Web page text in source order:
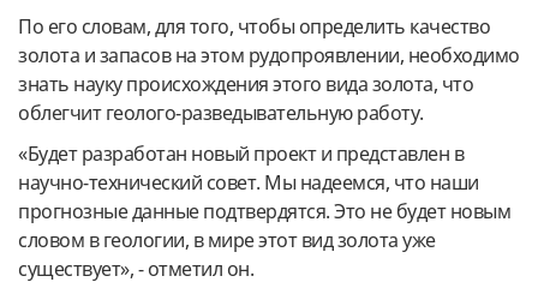
По его словам, для того, чтобы определить качество
золота и запасов на этом рудопроявлении, необходимо
знать науку происхождения этого вида золота, что
облегчит геолого-разведывательную работу.
«Будет разработан новый проект и представлен в
научно-технический совет. Мы надеемся, что наши
прогнозные данные подтвердятся. Это не будет новым
словом в геологии, в мире этот вид золота уже
существует», - отметил он.